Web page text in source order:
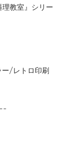
教室』シリー
/レトロ印刷